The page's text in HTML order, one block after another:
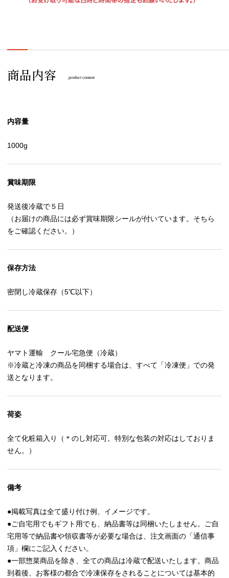
商品内容 product content
内容量
1000g
賞味期限
発送後冷蔵で５日
（お届けの商品には必ず賞味期限シールが付いています。そちら
をご確認ください。）
保存方法
密閉し冷蔵保存（5℃以下）
配送便
ヤマト運輸 クール宅急便（冷蔵）
※冷蔵と冷凍の商品を同梱する場合は、すべて「冷凍便」での発
送となります。
荷姿
全て化粧箱入り（＊のし対応可。特別な包装の対応はしておりま
せん。）
備考
●掲載写真は全て盛り付け例、イメージです。
●ご自宅用でもギフト用でも、納品書等は同梱いたしません。ご自
宅用等で納品書や領収書等が必要な場合は、注文画面の「通信事
項」欄にご記入ください。
●一部惣菜商品を除き、全ての商品は冷蔵で配送いたします。商品
到着後、お客様の都合で冷凍保存をされることについては基本的